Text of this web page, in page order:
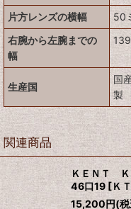
片方レンズの横幅
50
右腕から左腕までの
幅
生産国
国
製
関連商品
ＫＥＮＴ
46口19[Ｋ
15,200円(